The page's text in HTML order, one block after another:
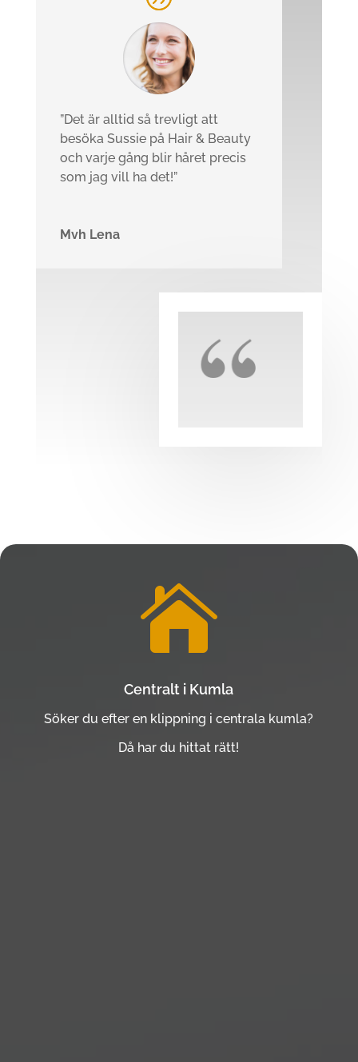
”Det är alltid så trevligt att
besöka Sussie på Hair & Beauty
och varje gång blir håret precis
som jag vill ha det!”
Mvh Lena

Centralt i Kumla
Söker du efter en klippning i centrala kumla?
Då har du hittat rätt!